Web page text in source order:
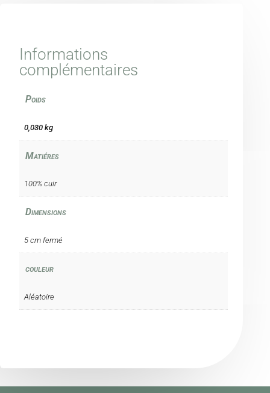
Informations
complémentaires
Poids
0,030 kg
Matiéres
100% cuir
Dimensions
5 cm fermé
couleur
Aléatoire